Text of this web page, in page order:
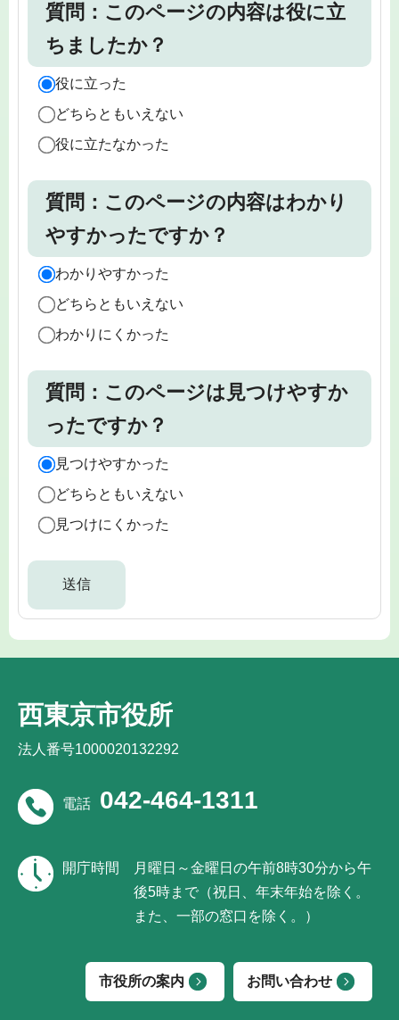
質問：このページの内容は役に立
ちましたか？
役に立った
どちらともいえない
役に立たなかった
質問：このページの内容はわかり
やすかったですか？
わかりやすかった
どちらともいえない
わかりにくかった
質問：このページは見つけやすか
ったですか？
見つけやすかった
どちらともいえない
見つけにくかった
西東京市役所
法人番号1000020132292
電話 042-464-1311
開庁時間
月曜日～金曜日の午前8時30分から午
後5時まで（祝日、年末年始を除く。
また、一部の窓口を除く。）
市役所の案内 お問い合わせ